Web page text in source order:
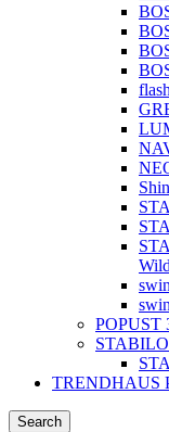
flash
POPUST
TRENDHAUS
Search